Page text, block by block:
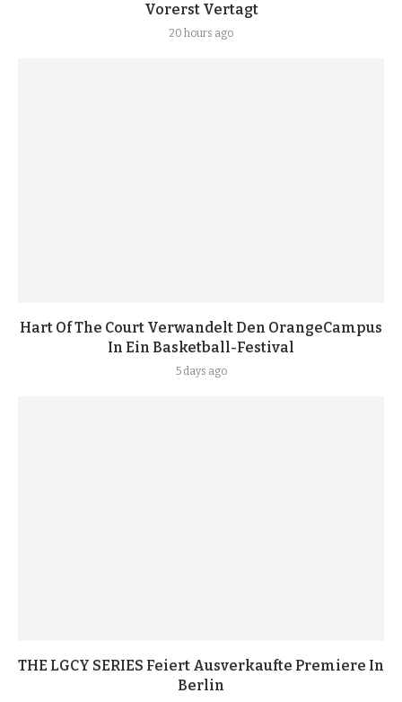
Vorerst Vertagt
20 hours ago
Hart Of The Court Verwandelt Den OrangeCampus
In Ein Basketball-Festival
5 days ago
THE LGCY SERIES Feiert Ausverkaufte Premiere In
Berlin